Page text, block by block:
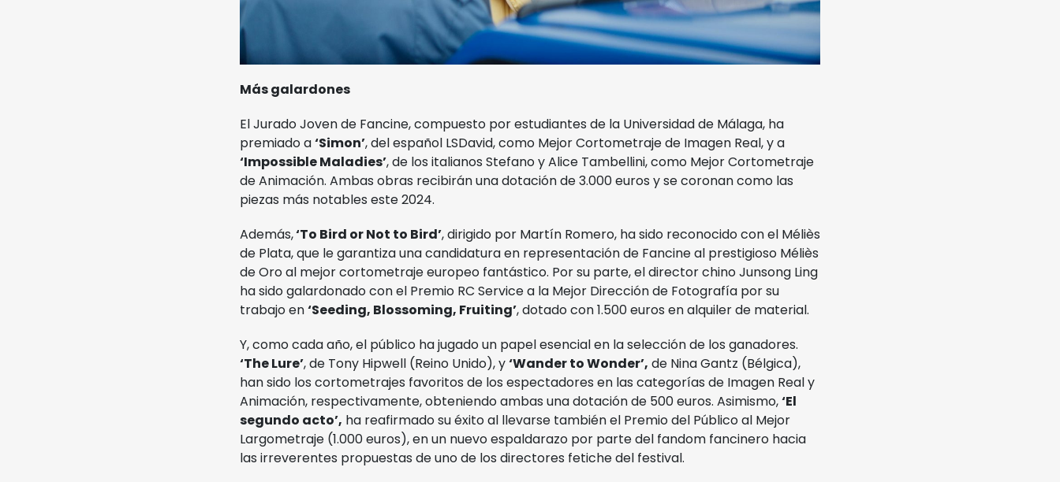
Más galardones
El Jurado Joven de Fancine, compuesto por estudiantes de la Universidad de Málaga, ha
premiado a‘Simon’, del español LSDavid, como Mejor Cortometraje de Imagen Real, y a
‘Impossible Maladies’, de los italianos Stefano y Alice Tambellini, como Mejor Cortometraje
de Animación. Ambas obras recibirán una dotación de 3.000 euros y se coronan como las
piezas más notables este 2024.
Además,‘To Bird or Not to Bird’, dirigido por Martín Romero, ha sido reconocido con el Méliès
de Plata, que le garantiza una candidatura en representación de Fancine al prestigioso Méliès
de Oro al mejor cortometraje europeo fantástico. Por su parte, el director chino Junsong Ling
ha sido galardonado con el Premio RC Service a la Mejor Dirección de Fotografía por su
trabajo en‘Seeding, Blossoming, Fruiting’, dotado con 1.500 euros en alquiler de material.
Y, como cada año, el público ha jugado un papel esencial en la selección de los ganadores.
‘The Lure’, de Tony Hipwell (Reino Unido), y‘Wander to Wonder’, de Nina Gantz (Bélgica),
han sido los cortometrajes favoritos de los espectadores en las categorías de Imagen Real y
Animación, respectivamente, obteniendo ambas una dotación de 500 euros. Asimismo,‘El
segundo acto’, ha reafirmado su éxito al llevarse también el Premio del Público al Mejor
Largometraje (1.000 euros), en un nuevo espaldarazo por parte del fandom fancinero hacia
las irreverentes propuestas de uno de los directores fetiche del festival.